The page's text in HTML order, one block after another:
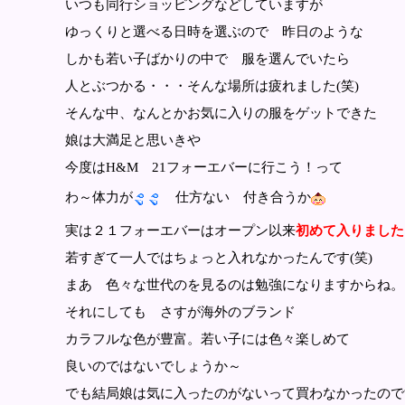
いつも同行ショッピングなどしていますが
ゆっくりと選べる日時を選ぶので 昨日のような
しかも若い子ばかりの中で 服を選んでいたら
人とぶつかる・・・そんな場所は疲れました(笑)
そんな中、なんとかお気に入りの服をゲットできた
娘は大満足と思いきや
今度はH&M 21フォーエバーに行こう！って
わ～体力が 仕方ない 付き合うか
実は２１フォーエバーはオープン以来初めて入りまし
若すぎて一人ではちょっと入れなかったんです(笑)
まあ 色々な世代のを見るのは勉強になりますからね。
それにしても さすが海外のブランド
カラフルな色が豊富。若い子には色々楽しめて
良いのではないでしょうか～
でも結局娘は気に入ったのがないって買わなかったの